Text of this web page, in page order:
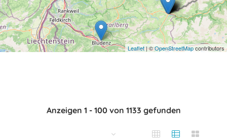
Anzeigen 1 - 100von 1133 gefunden
Leaflet| ©OpenStreetMapcontributors